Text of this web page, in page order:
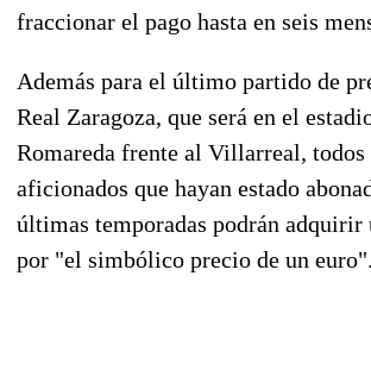
fraccionar el pago hasta en seis
Además para el último partido de
Real Zaragoza, que será en el
Romareda frente al Villarreal, todos
aficionados que hayan estado
últimas temporadas podrán adquirir
por "el simbólico precio de un euro".